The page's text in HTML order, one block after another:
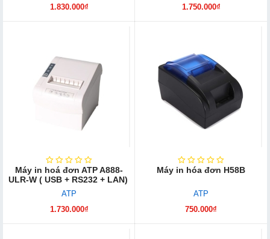
1.830.000₫
1.750.000₫
Máy in hoá đơn ATP A888-
ULR-W ( USB + RS232 + LAN)
ATP
1.730.000₫
Máy in hóa đơn H58B
ATP
750.000₫